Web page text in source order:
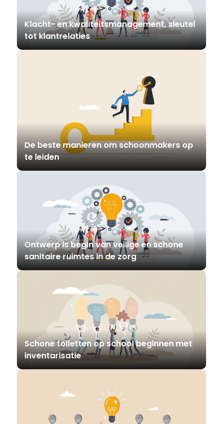
Klacht- en kwaliteitsmanagement, sleutel
tot klantrelaties
De beste manieren om schoonmakers op
te leiden
Ontwerp is begin van veilige en schone
sanitaire ruimtes in de zorg
Schone toiletten op school beginnen met
inventarisatie